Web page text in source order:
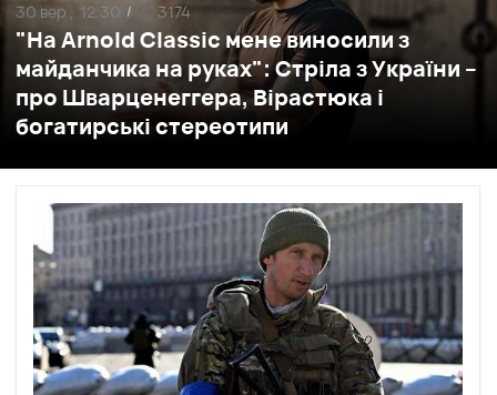
"На Arnold Classic мене виносили з
майданчика на руках": Стріла з України –
про Шварценеггера, Вірастюка і
богатирські стереотипи
30 вер , 12:30 / 3174